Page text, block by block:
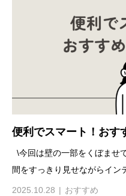
便利でスマート！おす
\今回は壁の一部をくぼま
間をすっきり見せながらイン
2025.10.28 おすすめ